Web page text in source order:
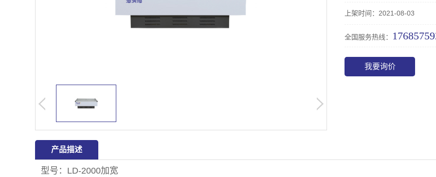
上架时间：2021-08-03
全国服务热线：
我要询价
产品描述
型号：LD-2000加宽